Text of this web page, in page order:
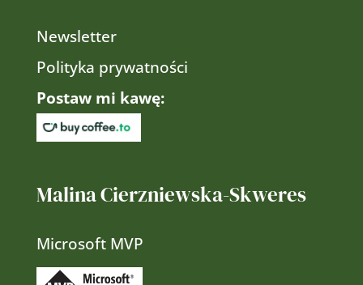
Newsletter
Polityka prywatności
Postaw mi kawę:
Malina Cierzniewska-Skweres
Microsoft MVP